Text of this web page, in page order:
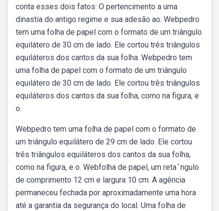
conta esses dois fatos: O pertencimento a uma
dinastia do antigo regime e sua adesão ao. Webpedro
tem uma folha de papel com o formato de um triângulo
equilátero de 30 cm de lado. Ele cortou três triângulos
equiláteros dos cantos da sua folha. Webpedro tem
uma folha de papel com o formato de um triângulo
equilátero de 30 cm de lado. Ele cortou três triângulos
equiláteros dos cantos da sua folha, como na figura, e
o.
Webpedro tem uma folha de papel com o formato de
um triângulo equilátero de 29 cm de lado. Ele cortou
três triângulos equiláteros dos cantos da sua folha,
como na figura, e o. Webfolha de papel, um retaˆngulo
de comprimento 12 cm e largura 10 cm. A agência
permaneceu fechada por aproximadamente uma hora
até a garantia da segurança do local. Uma folha de